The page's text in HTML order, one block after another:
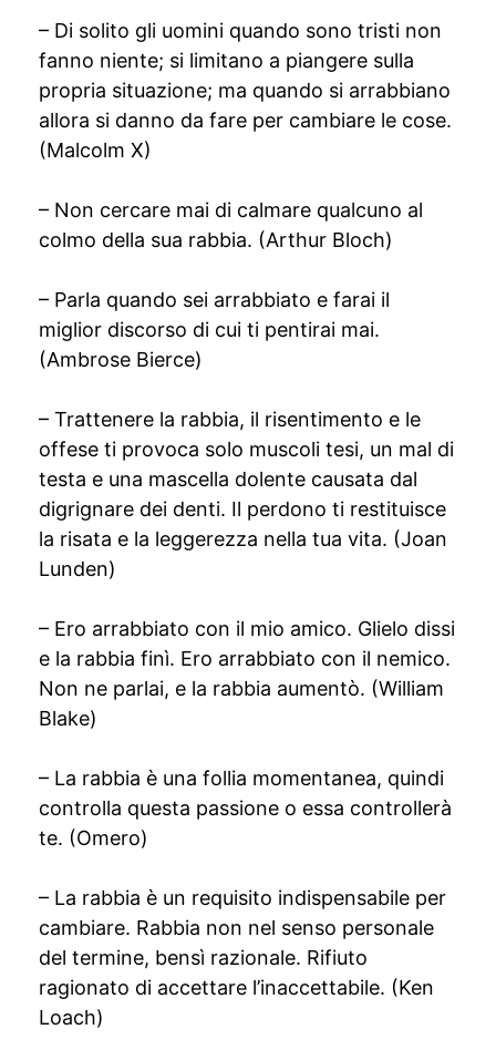
– Di solito gli uomini quando sono tristi non
fanno niente; si limitano a piangere sulla
propria situazione; ma quando si arrabbiano
allora si danno da fare per cambiare le cose.
(Malcolm X)
– Non cercare mai di calmare qualcuno al
colmo della sua rabbia. (Arthur Bloch)
– Parla quando sei arrabbiato e farai il
miglior discorso di cui ti pentirai mai.
(Ambrose Bierce)
– Trattenere la rabbia, il risentimento e le
offese ti provoca solo muscoli tesi, un mal di
testa e una mascella dolente causata dal
digrignare dei denti. Il perdono ti restituisce
la risata e la leggerezza nella tua vita. (Joan
Lunden)
– Ero arrabbiato con il mio amico. Glielo dissi
e la rabbia finì. Ero arrabbiato con il nemico.
Non ne parlai, e la rabbia aumentò. (William
Blake)
– La rabbia è una follia momentanea, quindi
controlla questa passione o essa controllerà
te. (Omero)
– La rabbia è un requisito indispensabile per
cambiare. Rabbia non nel senso personale
del termine, bensì razionale. Rifiuto
ragionato di accettare l’inaccettabile. (Ken
Loach)